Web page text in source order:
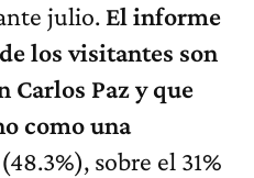
julio. El informe
los visitantes son
Paz y que
como una
(48.3%), sobre el 31%